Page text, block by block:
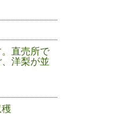
直売所で
洋梨が並